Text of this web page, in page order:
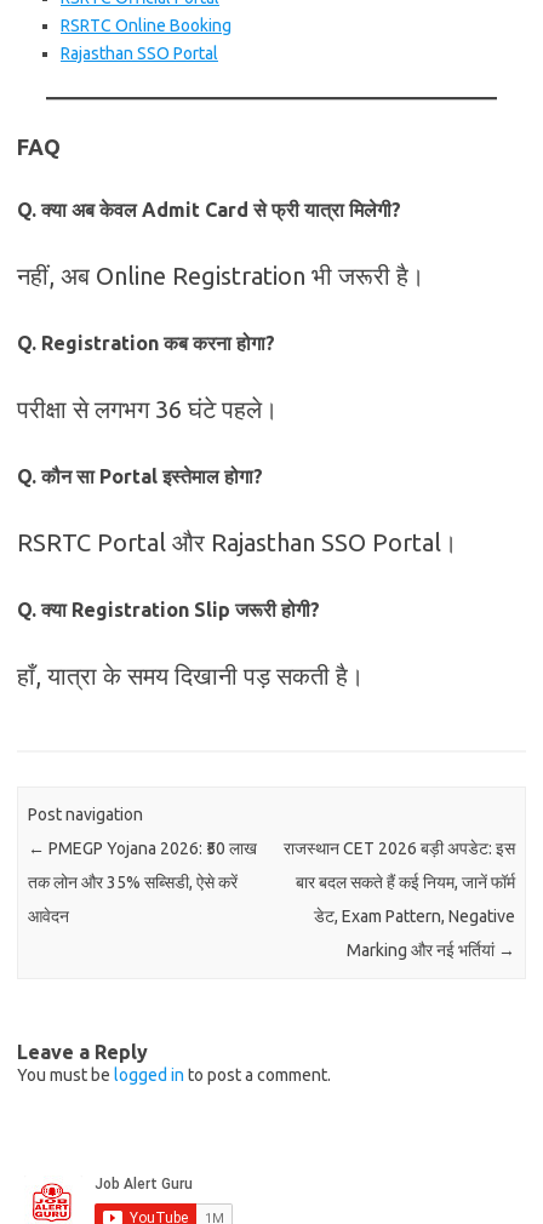
RSRTC Online Booking
Rajasthan SSO Portal
FAQ
Q. क्या अब केवल Admit Card से फ्री यात्रा मिलेगी?
नहीं, अब Online Registration भी जरूरी है।
Q. Registration कब करना होगा?
परीक्षा से लगभग 36 घंटे पहले।
Q. कौन सा Portal इस्तेमाल होगा?
RSRTC Portal और Rajasthan SSO Portal।
Q. क्या Registration Slip जरूरी होगी?
हाँ, यात्रा के समय दिखानी पड़ सकती है।
Post navigation
← PMEGP Yojana 2026: ₹50 लाख
तक लोन और 35% सब्सिडी, ऐसे करें
आवेदन
राजस्थान CET 2026 बड़ी अपडेट: इस
बार बदल सकते हैं कई नियम, जानें फॉर्म
डेट, Exam Pattern, Negative
Marking और नई भर्तियां →
Leave a Reply
You must be logged in to post a comment.